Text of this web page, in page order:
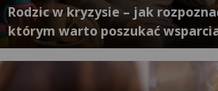
Rodzic w kryzysie – jak
którym warto poszukać